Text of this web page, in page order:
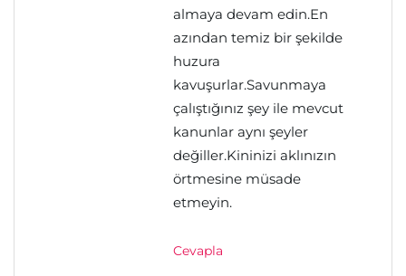
almaya devam edin.En
azından temiz bir şekilde
huzura
kavuşurlar.Savunmaya
çalıştığınız şey ile mevcut
kanunlar aynı şeyler
değiller.Kininizi aklınızın
örtmesine müsade
etmeyin.
Cevapla